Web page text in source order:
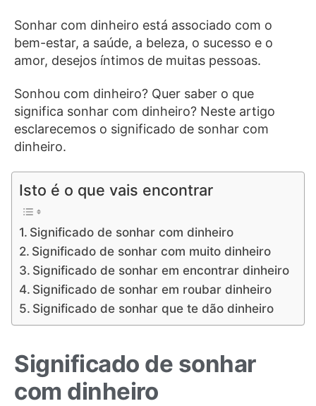
Sonhar com dinheiro está associado com o
bem-estar, a saúde, a beleza, o sucesso e o
amor, desejos íntimos de muitas pessoas.
Sonhou com dinheiro? Quer saber o que
significa sonhar com dinheiro? Neste artigo
esclarecemos o significado de sonhar com
dinheiro.
Isto é o que vais encontrar
Significado de sonhar com dinheiro
Significado de sonhar com muito dinheiro
Significado de sonhar em encontrar dinheiro
Significado de sonhar em roubar dinheiro
Significado de sonhar que te dão dinheiro
Significado de sonhar
com dinheiro